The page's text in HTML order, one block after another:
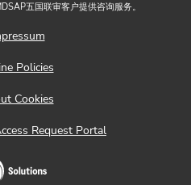
五国联审客户提供咨询服务。
Policies
Cookies
Request Portal